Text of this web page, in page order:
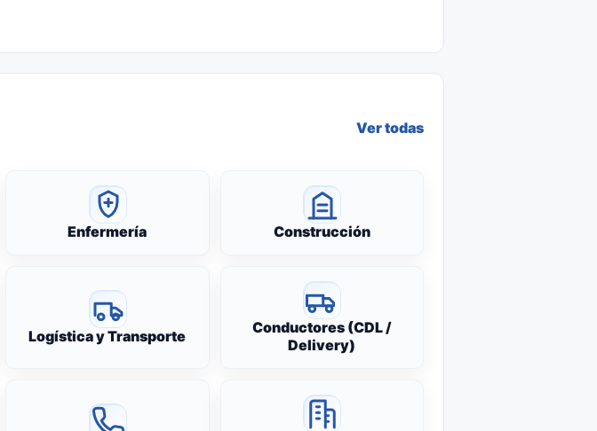
Ver todas
Enfermería Construcción
Logística y Transporte
Conductores (CDL /
Delivery)